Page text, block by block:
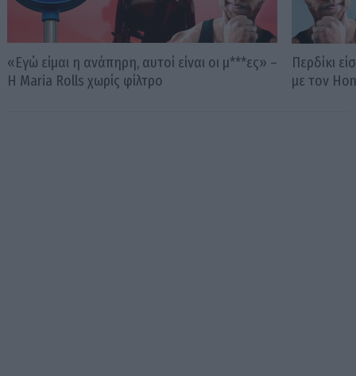
«Εγώ είμαι η ανάπηρη, αυτοί είναι οι μ***ες» –
Η Maria Rolls χωρίς φίλτρο
Περδίκι
με τον